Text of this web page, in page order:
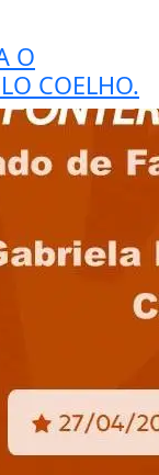
O
COELHO.